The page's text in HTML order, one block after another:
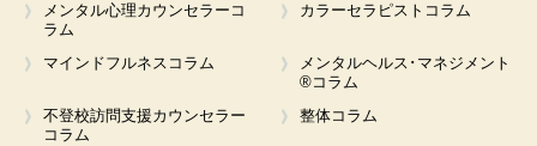
メンタル心理カウンセラーコ
ラム
カラーセラピストコラム
マインドフルネスコラム
メンタルヘルス･マネジメント
®コラム
不登校訪問支援カウンセラー
コラム
整体コラム